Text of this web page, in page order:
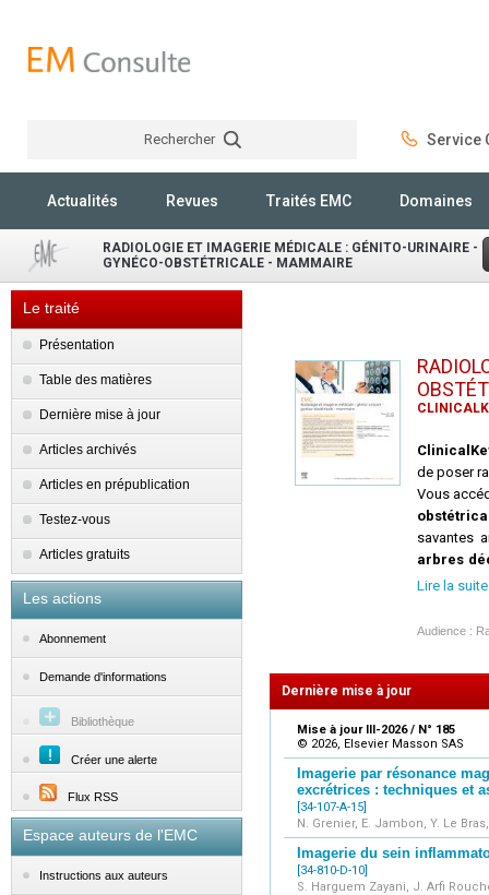
Rechercher Service
Actualités Revues Traités EMC Domaines
RADIOLOGIE ET IMAGERIE MÉDICALE : GÉNITO-URINAIRE -
GYNÉCO-OBSTÉTRICALE - MAMMAIRE
Le traité
Présentation
Table des matières
Dernière mise à jour
Articles archivés
Articles en prépublication
Testez-vous
Articles gratuits
Les actions
Abonnement
Demande d'informations
Bibliothèque
Créer une alerte
Flux RSS
Espace auteurs de l'EMC
Instructions aux auteurs
de poser
Vous
savantes
arbres
sujet et
Lire la suite
Audience :
Dernière mise à jour
Mise à jour III-2026 / N° 185
© 2026, Elsevier Masson SAS
Imagerie par résonance
excrétrices : techniques et
[34-107-A-15]
N. Grenier, E. Jambon, Y. Le
Imagerie du sein
[34-810-D-10]
S. Harguem Zayani, J. Arfi